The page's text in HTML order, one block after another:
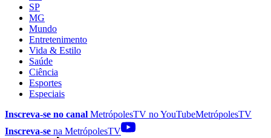
SP
MG
Mundo
Entretenimento
Vida & Estilo
Saúde
Ciência
Esportes
Especiais
Inscreva-se no canal MetrópolesTV noYouTubeMetrópolesTV
Inscreva-se na MetrópolesTV